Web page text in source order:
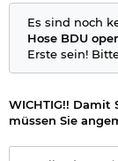
Es sind noch
Hose BDU
Erste sein!
WICHTIG!! Damit
müssen Sie